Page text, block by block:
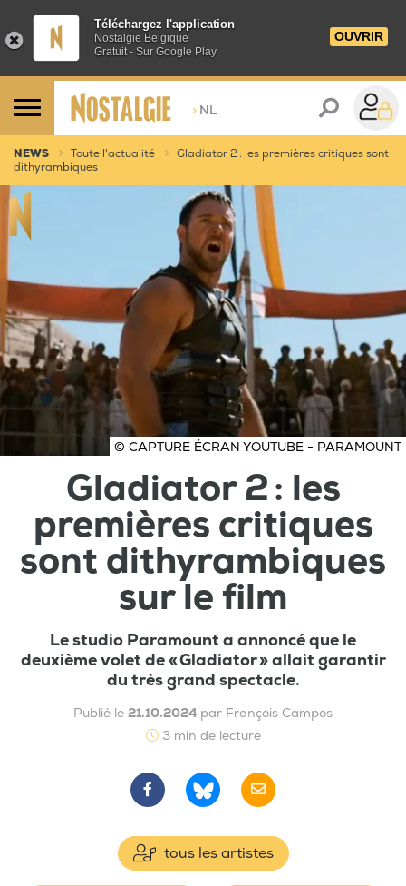
Téléchargez l'application
Nostalgie Belgique
Gratuit - Sur Google Play
OUVRIR
> NL
NEWS Toute l'actualité
Gladiator 2 : les premières critiques sont
dithyrambiques
© CAPTURE ÉCRAN YOUTUBE - PARAMOUNT
Gladiator 2 : les
premières critiques
sont dithyrambiques
sur le film
Le studio Paramount a annoncé que le
deuxième volet de « Gladiator » allait garantir
du très grand spectacle.
Publié le 21.10.2024 par François Campos
3 min de lecture
tous les artistes